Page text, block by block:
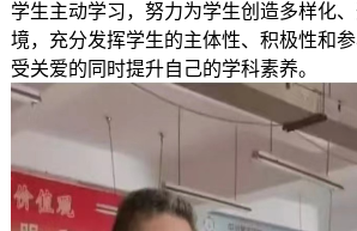
学生主动学习，努力为学生创造多样化
境，充分发挥学生的主体性、积极性和
受关爱的同时提升自己的学科素养。